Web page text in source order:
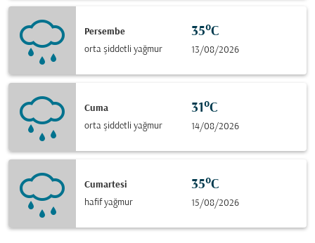
Persembe
orta şiddetli yağmur
35°C
13/08/2026
Cuma
orta şiddetli yağmur
31°C
14/08/2026
Cumartesi
hafif yağmur
35°C
15/08/2026